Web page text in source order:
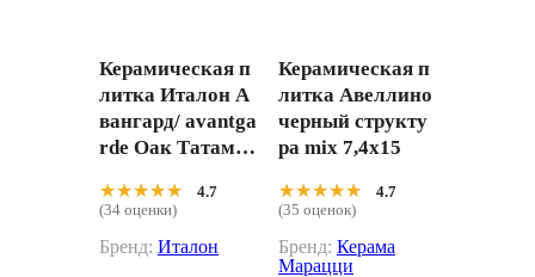
Керамическая п
литка Италон А
вангард/ avantga
rde Оак Татами
жевый 20x80
★★★★★
★★★★★
4.7
(34 оценки)
Бренд: Италон
Керамическая п
литка Авеллино
черный структу
ра mix 7,4x15
★★★★★
★★★★★
4.7
(35 оценок)
Бренд: Керама
Марацци